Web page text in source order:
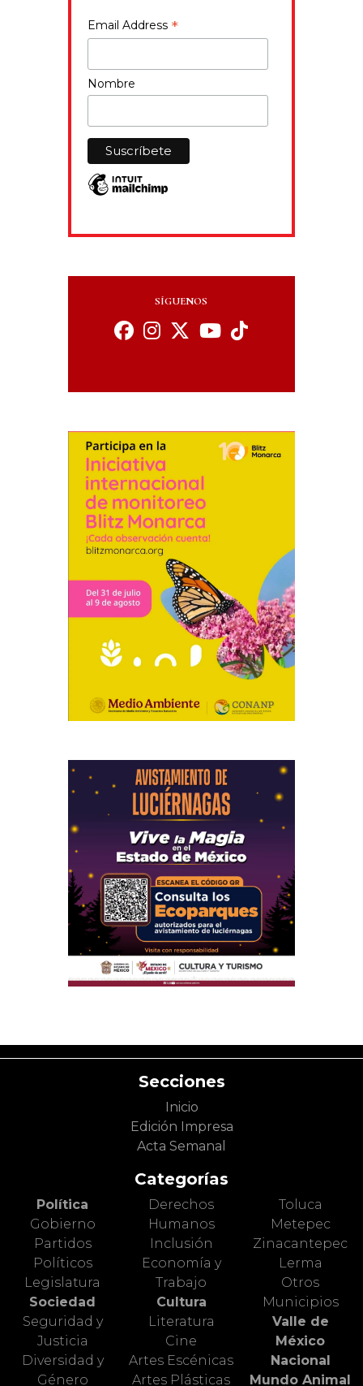
Email Address *
Nombre
SÍGUENOS
Secciones
Inicio
Edición Impresa
Acta Semanal
Categorías
Política
Gobierno
Partidos
Políticos
Legislatura
Sociedad
Seguridad y
Justicia
Diversidad y
Género
Derechos
Humanos
Inclusión
Economía y
Trabajo
Cultura
Literatura
Cine
Artes Escénicas
Artes Plásticas
Toluca
Metepec
Zinacantepec
Lerma
Otros
Municipios
Valle de
México
Nacional
Mundo Animal